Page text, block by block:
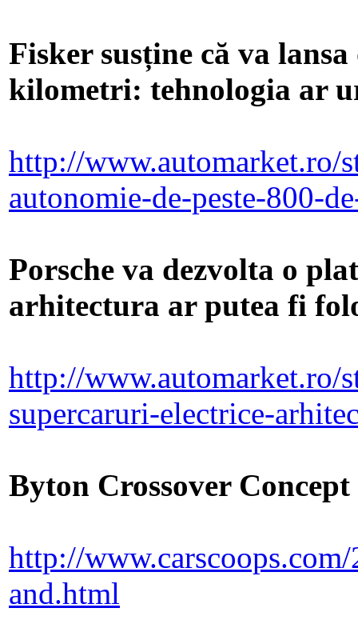
Fisker susține că va
kilometri: tehnologia ar
http://www.automarket.ro/
autonomie-de-peste-800-
Porsche va dezvolta o
arhitectura ar putea fi
http://www.automarket.ro/
supercaruri-electrice-
Byton Crossover
http://
and.html